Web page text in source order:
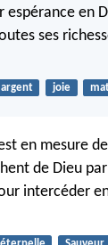
espérance en
ses
argent joie
en mesure
de Dieu
intercéder